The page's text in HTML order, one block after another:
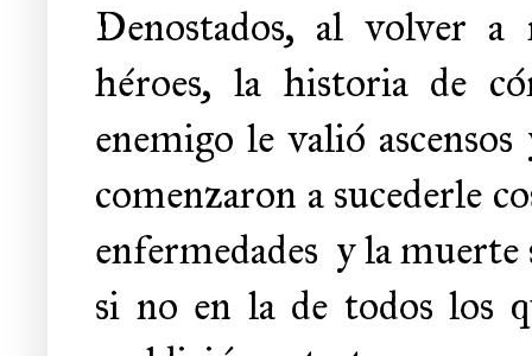
Denostados, al volver
héroes, la historia de
enemigo le valió
comenzaron a sucederle
enfermedades y la muerte
si no en la de todos los